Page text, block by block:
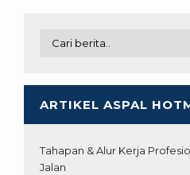
ARTIKEL ASPAL
Tahapan & Alur Kerja
Jalan